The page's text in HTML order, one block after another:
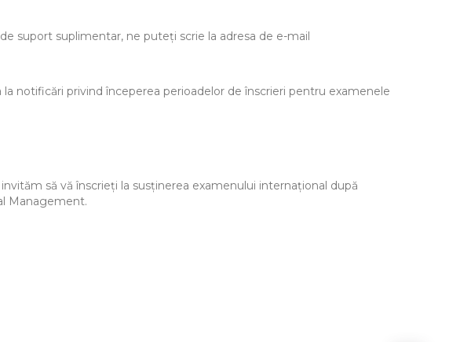
suport suplimentar, ne puteți scrie la adresa de e-mail
notificări privind începerea perioadelor de înscrieri pentru examenele
să vă înscrieți la susținerea examenului internațional după
Management.